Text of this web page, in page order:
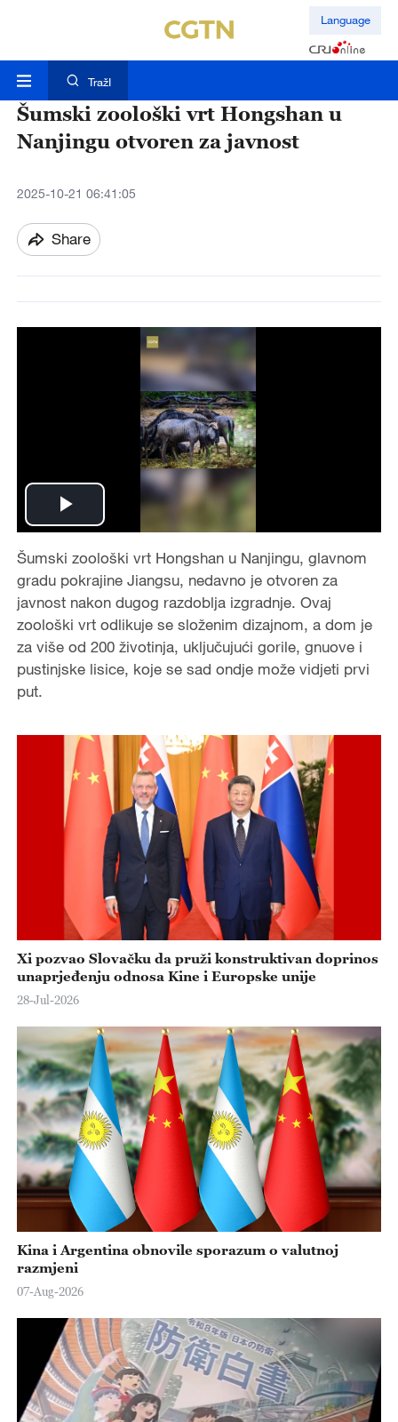
Language
TražI
Šumski zoološki vrt Hongshan u
Nanjingu otvoren za javnost
2025-10-21 06:41:05
Share
P
l
a
y
V
d
e
Šumski zoološki vrt Hongshan u Nanjingu, glavnom
gradu pokrajine Jiangsu, nedavno je otvoren za
javnost nakon dugog razdoblja izgradnje. Ovaj
zoološki vrt odlikuje se složenim dizajnom, a dom je
za više od 200 životinja, uključujući gorile, gnuove i
pustinjske lisice, koje se sad ondje može vidjeti prvi
put.
Xi pozvao Slovačku da pruži konstruktivan doprinos
unaprjeđenju odnosa Kine i Europske unije
28-Jul-2026
Kina i Argentina obnovile sporazum o valutnoj
razmjeni
07-Aug-2026